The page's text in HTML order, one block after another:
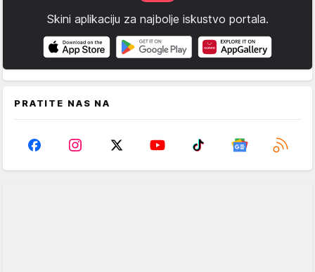
Skini aplikaciju za najbolje iskustvo portala.
PRATITE NAS NA